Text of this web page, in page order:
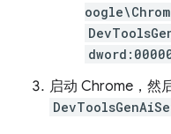
启动 Chrome，然